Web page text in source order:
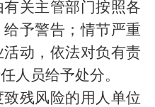
关主管部门按照各
予警告；情节严重
动，依法对负有责
人员给予处分。
残风险的用人单位